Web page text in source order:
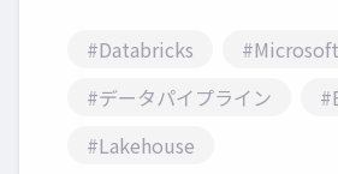
#Databricks
#データパイプライン
#Lakehouse